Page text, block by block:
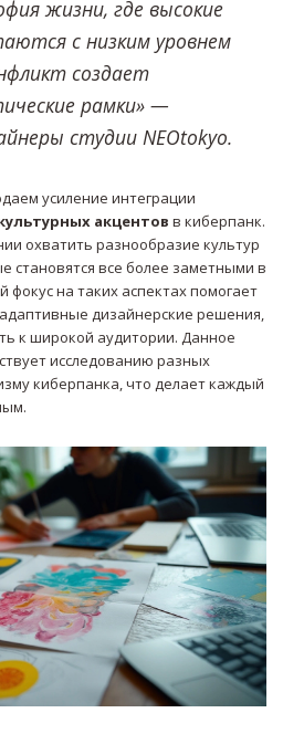
жизни, где высокие
с низким уровнем
создает
рамки» —
студии NEOtokyo.
усиление интеграции
акцентов в киберпанк.
охватить разнообразие культур
становятся все более заметными в
на таких аспектах помогает
дизайнерские решения,
к широкой аудитории. Данное
исследованию разных
киберпанка, что делает каждый